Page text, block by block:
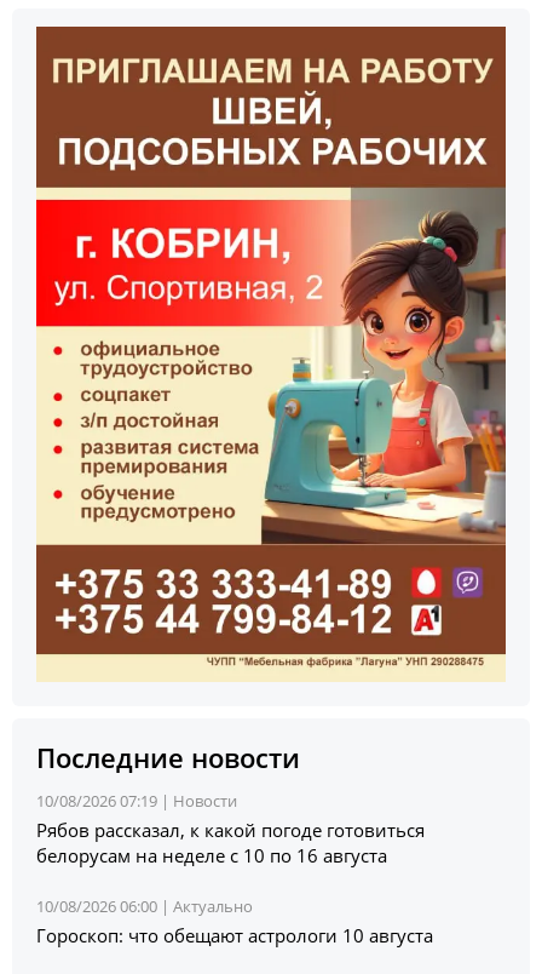
Последние новости
10/08/2026 07:19 | Новости
Рябов рассказал, к какой погоде готовиться
белорусам на неделе с 10 по 16 августа
10/08/2026 06:00 | Актуально
Гороскоп: что обещают астрологи 10 августа